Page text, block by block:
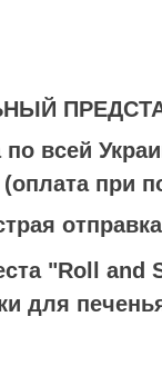
по всей
(оплата при
"Roll and
для